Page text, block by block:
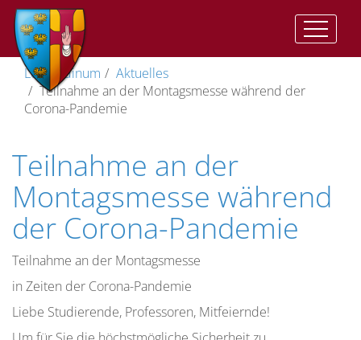
Auftrag
und
Ziel
Der
Auftrag
Priesterausbildung
Die
Dimension
der
Priesterausbildung
Reifung
und
Studienordnung
Vorwort
Gemeinsame
Pflege
des
geistlichen
Lebens
Studium
Prüfungszeit
Lehramtliche
Dokumente
II.
Vat:
Presbyterorum
ordinis
II.
Vat:
Optatam
Totius
Pastores
vobis
Rahmenordnung
Spiritualität
Geistliche
Ausbildung
Im
Herzen
Katharinenkapelle
Anbetungskapelle
Stiftskirche
Kreuzkirche
Kreuzweg
Leopoldinum
Leitung
Träger
Direktor
Spiritual
Vize-
Spiritual
Unsere
Gemeinschaft…
Leopoldinum
Aktuelles
Teilnahme an der Montagsmesse während der
Corona-Pandemie
Teilnahme an der
Montagsmesse während
der Corona-Pandemie
Teilnahme an der Montagsmesse
in Zeiten der Corona-Pandemie
Liebe Studierende, Professoren, Mitfeiernde!